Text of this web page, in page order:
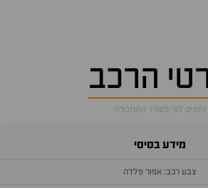
הרכב
נתונים לפי משרד התחבורה
מידע בסיסי
צבע רכב: אפור פלדה